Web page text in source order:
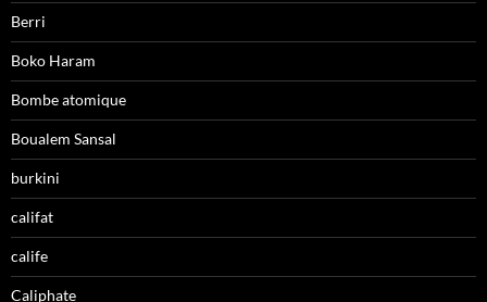
Berri
Boko Haram
Bombe atomique
Boualem Sansal
burkini
califat
calife
Caliphate